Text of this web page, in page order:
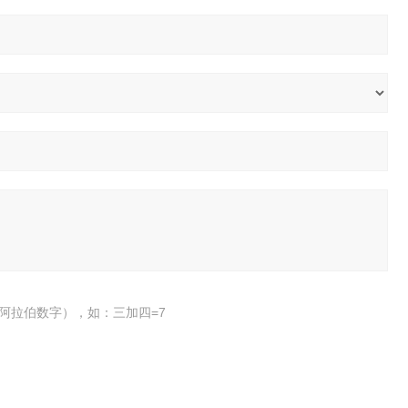
拉伯数字），如：三加四=7